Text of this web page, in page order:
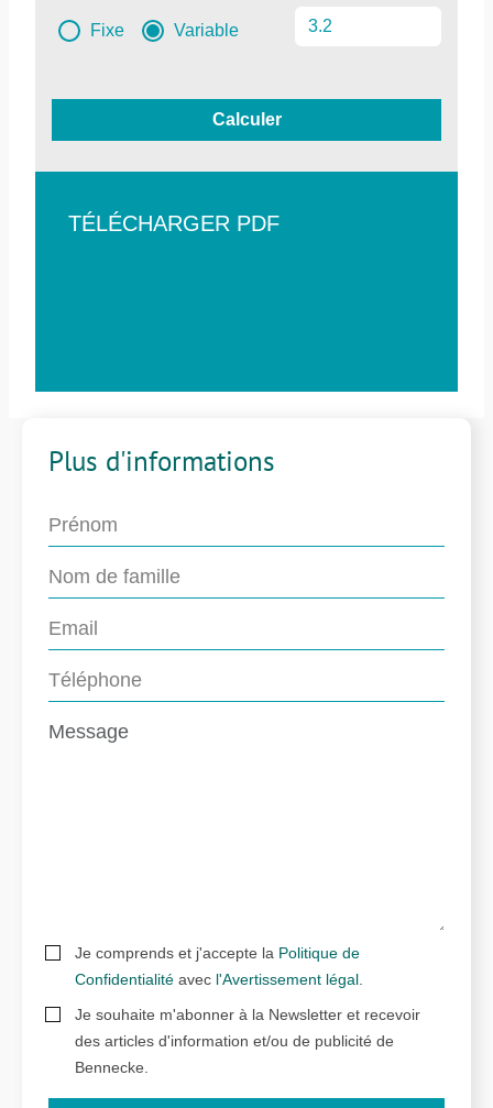
Fixe Variable
Calculer
TÉLÉCHARGER PDF
Plus d'informations
Je comprends et j'accepte la Politique de
Confidentialité avec l'Avertissement légal
Je souhaite m'abonner à la Newsletter et recevoir
des articles d'information et/ou de publicité de
Bennecke.